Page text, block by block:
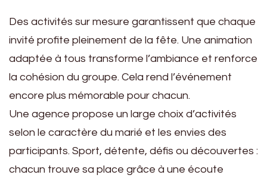
Des activités sur mesure garantissent que chaque
invité profite pleinement de la fête. Une animation
adaptée à tous transforme l’ambiance et renforce
la cohésion du groupe. Cela rend l’événement
encore plus mémorable pour chacun.
Une agence propose un large choix d’activités
selon le caractère du marié et les envies des
participants. Sport, détente, défis ou découvertes :
chacun trouve sa place grâce à une écoute